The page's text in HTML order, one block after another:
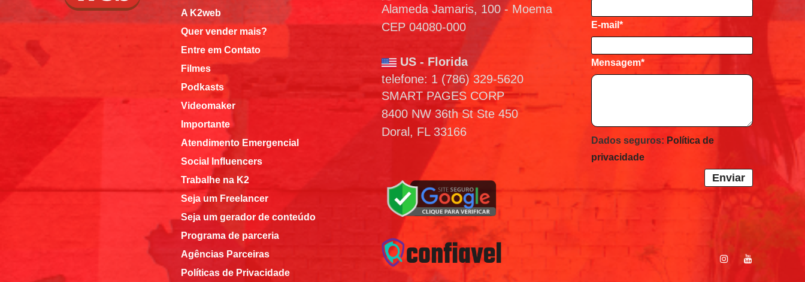
A K2web
Quer vender mais?
Entre em Contato
Filmes
Podkasts
Videomaker
Importante
Atendimento Emergencial
Social Influencers
Trabalhe na K2
Seja um Freelancer
Seja um gerador de conteúdo
Programa de parceria
Agências Parceiras
Políticas de Privacidade
Alameda Jamaris, 100 - Moema
CEP 04080-000
US - Florida
telefone: 1 (786) 329-5620
SMART PAGES CORP
8400 NW 36th St Ste 450
Doral, FL 33166
E-mail *
Mensagem*
Dados seguros: Política de
privacidade